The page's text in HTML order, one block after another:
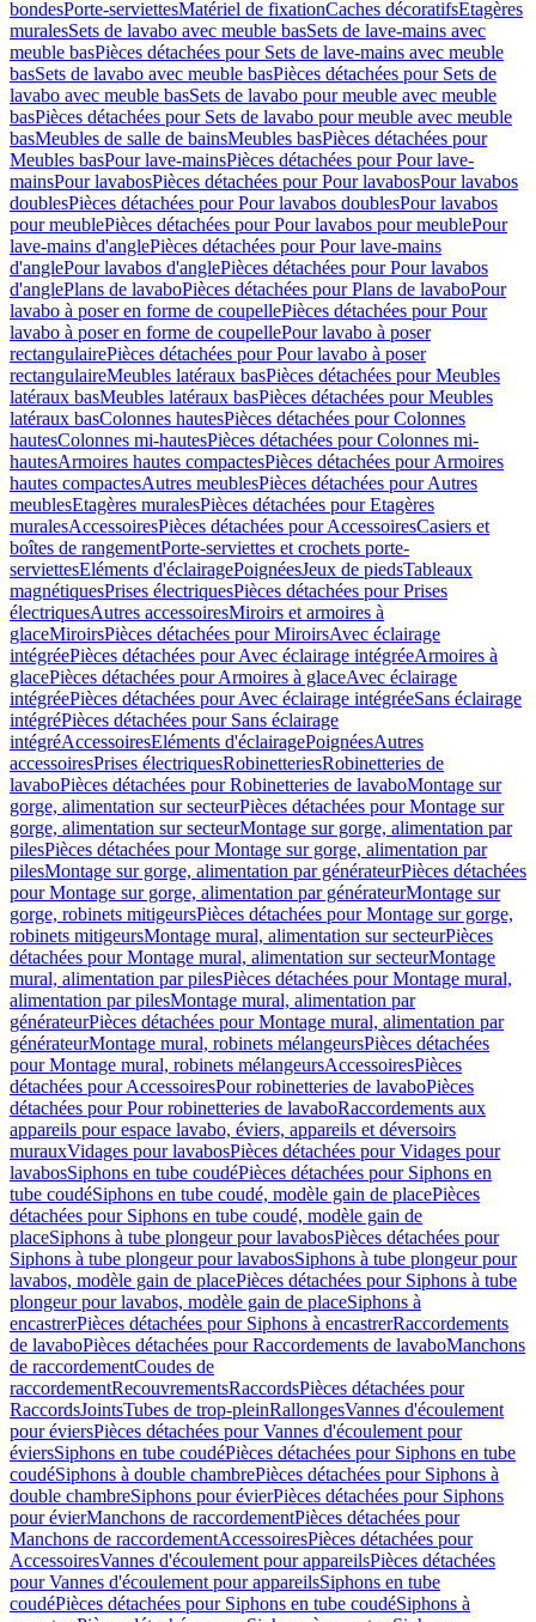
bondesPorte-serviettesMatériel de fixationCaches décoratifsEtagères
muralesSets de lavabo avec meuble basSets de lave-mains avec
meuble basPièces détachées pour Sets de lave-mains avec meuble
basSets de lavabo avec meuble basPièces détachées pour Sets de
lavabo avec meuble basSets de lavabo pour meuble avec meuble
basPièces détachées pour Sets de lavabo pour meuble avec meuble
basMeubles de salle de bainsMeubles basPièces détachées pour
Meubles basPour lave-mainsPièces détachées pour Pour lave-
mainsPour lavabosPièces détachées pour Pour lavabosPour lavabos
doublesPièces détachées pour Pour lavabos doublesPour lavabos
pour meublePièces détachées pour Pour lavabos pour meublePour
lave-mains d'anglePièces détachées pour Pour lave-mains
d'anglePour lavabos d'anglePièces détachées pour Pour lavabos
d'anglePlans de lavaboPièces détachées pour Plans de lavaboPour
lavabo à poser en forme de coupellePièces détachées pour Pour
lavabo à poser en forme de coupellePour lavabo à poser
rectangulairePièces détachées pour Pour lavabo à poser
rectangulaireMeubles latéraux basPièces détachées pour Meubles
latéraux basMeubles latéraux basPièces détachées pour Meubles
latéraux basColonnes hautesPièces détachées pour Colonnes
hautesColonnes mi-hautesPièces détachées pour Colonnes mi-
hautesArmoires hautes compactesPièces détachées pour Armoires
hautes compactesAutres meublesPièces détachées pour Autres
meublesEtagères muralesPièces détachées pour Etagères
muralesAccessoiresPièces détachées pour AccessoiresCasiers et
boîtes de rangementPorte-serviettes et crochets porte-
serviettesEléments d'éclairagePoignéesJeux de piedsTableaux
magnétiquesPrises électriquesPièces détachées pour Prises
électriquesAutres accessoiresMiroirs et armoires à
glaceMiroirsPièces détachées pour MiroirsAvec éclairage
intégréePièces détachées pour Avec éclairage intégréeArmoires à
glacePièces détachées pour Armoires à glaceAvec éclairage
intégréePièces détachées pour Avec éclairage intégréeSans éclairage
intégréPièces détachées pour Sans éclairage
intégréAccessoiresEléments d'éclairagePoignéesAutres
accessoiresPrises électriquesRobinetteriesRobinetteries de
lavaboPièces détachées pour Robinetteries de lavaboMontage sur
gorge, alimentation sur secteurPièces détachées pour Montage sur
gorge, alimentation sur secteurMontage sur gorge, alimentation par
pilesPièces détachées pour Montage sur gorge, alimentation par
pilesMontage sur gorge, alimentation par générateurPièces détachées
pour Montage sur gorge, alimentation par générateurMontage sur
gorge, robinets mitigeursPièces détachées pour Montage sur gorge,
robinets mitigeursMontage mural, alimentation sur secteurPièces
détachées pour Montage mural, alimentation sur secteurMontage
mural, alimentation par pilesPièces détachées pour Montage mural,
alimentation par pilesMontage mural, alimentation par
générateurPièces détachées pour Montage mural, alimentation par
générateurMontage mural, robinets mélangeursPièces détachées
pour Montage mural, robinets mélangeursAccessoiresPièces
détachées pour AccessoiresPour robinetteries de lavaboPièces
détachées pour Pour robinetteries de lavaboRaccordements aux
appareils pour espace lavabo, éviers, appareils et déversoirs
murauxVidages pour lavabosPièces détachées pour Vidages pour
lavabosSiphons en tube coudéPièces détachées pour Siphons en
tube coudéSiphons en tube coudé, modèle gain de placePièces
détachées pour Siphons en tube coudé, modèle gain de
placeSiphons à tube plongeur pour lavabosPièces détachées pour
Siphons à tube plongeur pour lavabosSiphons à tube plongeur pour
lavabos, modèle gain de placePièces détachées pour Siphons à tube
plongeur pour lavabos, modèle gain de placeSiphons à
encastrerPièces détachées pour Siphons à encastrerRaccordements
de lavaboPièces détachées pour Raccordements de lavaboManchons
de raccordementCoudes de
raccordementRecouvrementsRaccordsPièces détachées pour
RaccordsJointsTubes de trop-pleinRallongesVannes d'écoulement
pour éviersPièces détachées pour Vannes d'écoulement pour
éviersSiphons en tube coudéPièces détachées pour Siphons en tube
coudéSiphons à double chambrePièces détachées pour Siphons à
double chambreSiphons pour évierPièces détachées pour Siphons
pour évierManchons de raccordementPièces détachées pour
Manchons de raccordementAccessoiresPièces détachées pour
AccessoiresVannes d'écoulement pour appareilsPièces détachées
pour Vannes d'écoulement pour appareilsSiphons en tube
coudéPièces détachées pour Siphons en tube coudéSiphons à